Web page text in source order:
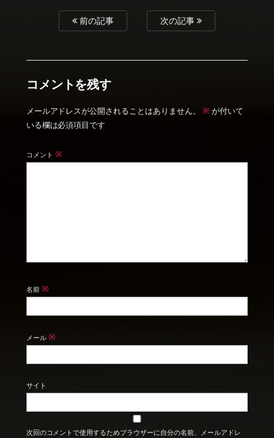
前の記事 次の記事
コメントを残す
メールアドレスが公開されることはありません。 ※ が付いて
いる欄は必須項目です
コメント ※
名前 ※
メール ※
サイト
次回のコメントで使用するためブラウザーに自分の名前、メールアドレ